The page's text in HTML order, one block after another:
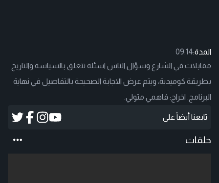
المدة:09:14
مقابلات في الشارع وسؤال الناس اسئلة تتعلق بالسياسة والتاريخ
بطريقة كوميدية، ويتم عرض الاجابة الصحيحة بالتفاصيل في نهاية
البرنامج. اخراج: فاهمي متولي.
تابعنا أيضاً على
حلقات